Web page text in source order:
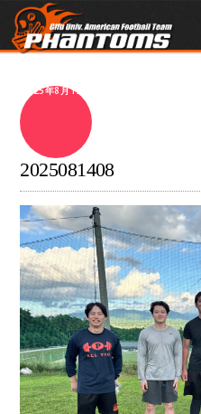
2025年8月19日
2025081408